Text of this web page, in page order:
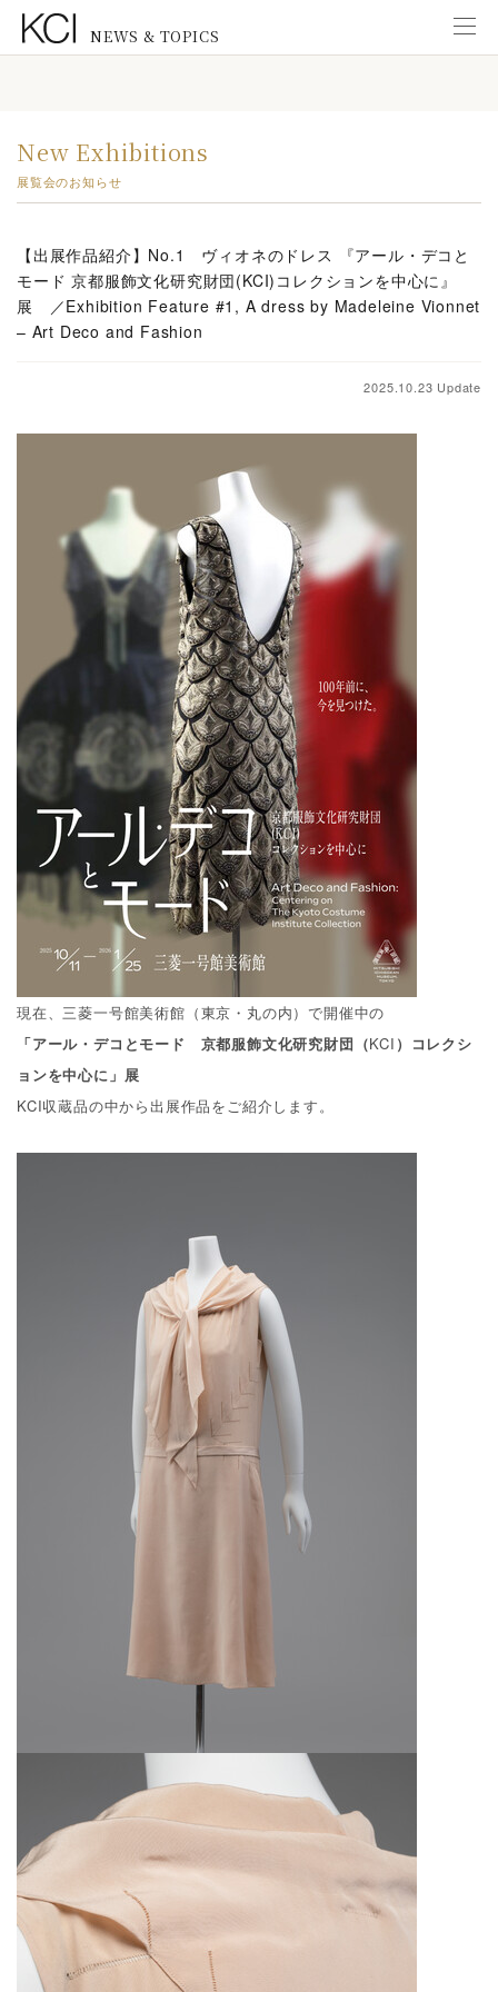
New Exhibitions
展覧会のお知らせ
【出展作品紹介】No.1 ヴィオネのドレス 『アール・デコと
モード 京都服飾文化研究財団(KCI)コレクションを中心に』
展 ／Exhibition Feature #1, A dress by Madeleine Vionnet
– Art Deco and Fashion
2025.10.23 Update
現在、三菱一号館美術館（東京・丸の内）で開催中の
「アール・デコとモード 京都服飾文化研究財団（KCI ）コレクシ
ョンを中心に」展
KCI収蔵品の中から出展作品をご紹介します。
NEWS & TOPICS
New Exhibitions
KCIギャラリーのお知らせ
News from Staff
教育普及活動
Others
その他